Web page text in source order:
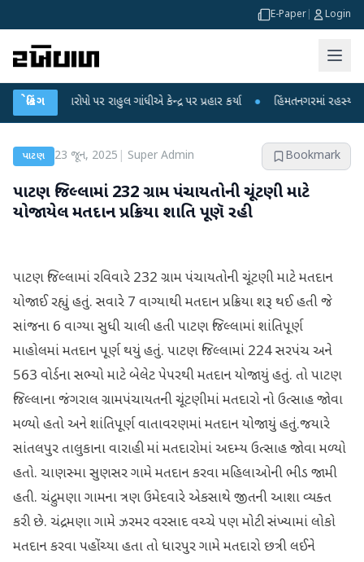
E-Paper Login
બ્રેકિંગ
આરોપો પર રાહુલ ગાંધીએ કેન્દ્ર પર પ્રહાર કર્યા ● હિંમતનગરમાં રહસ્યમય વાયરસ કે
પાટણ 23 જૂન, 2025 Super Admin Bookmark
પાટણ જિલ્લામાં 232 ગ્રામ પંચાયતોની ચૂંટણી માટે
યોજાયેલ મતદાન પ્રક્રિયા શાતિ પૂણૅ રહી
પાટણ જિલ્લામાં રવિવારે 232 ગ્રામ પંચાયતોની ચૂંટણી માટે મતદાન
યોજાઈ રહ્યું હતું. સવારે 7 વાગ્યાથી મતદાન પ્રક્રિયા શરૂ થઈ હતી જે
સાંજના 6 વાગ્યા સુધી ચાલી હતી પાટણ જિલ્લામાં શાંતિપૂર્ણ
માહોલમાં મતદાન પૂર્ણ થયું હતું. પાટણ જિલ્લામાં 224 સરપંચ અને
563 વોર્ડના સભ્યો માટે બેલેટ પેપરથી મતદાન યોજાયું હતું. તો પાટણ
જિલ્લાના જંગરાલ ગ્રામપંચાયતની ચૂંટણીમાં મતદારો નો ઉત્સાહ જોવા
મળ્યો હતો અને શાંતિપૂર્ણ વાતાવરણમાં મતદાન યોજાયું હતું.જયારે
સાંતલપુર તાલુકાના વારાહી માં મતદારોમાં અદમ્ય ઉત્સાહ જોવા મળ્યો
હતો. ચાણસ્મા સુણસર ગામે મતદાન કરવા મહિલાઓની ભીડ જામી
હતી. ચંદ્રુમણા ગામના ત્રણ ઉમેદવારે એકસાથે જીતની આશા વ્યક્ત
કરી છે. ચંદ્રમણા ગામે ઝરમર વરસાદ વચ્ચે પણ મોટી સંખ્યામાં લોકો
મતદાન કરવા પહોંચ્યા હતા તો ધારપુર ગામે મતદારો છત્રી લઈને